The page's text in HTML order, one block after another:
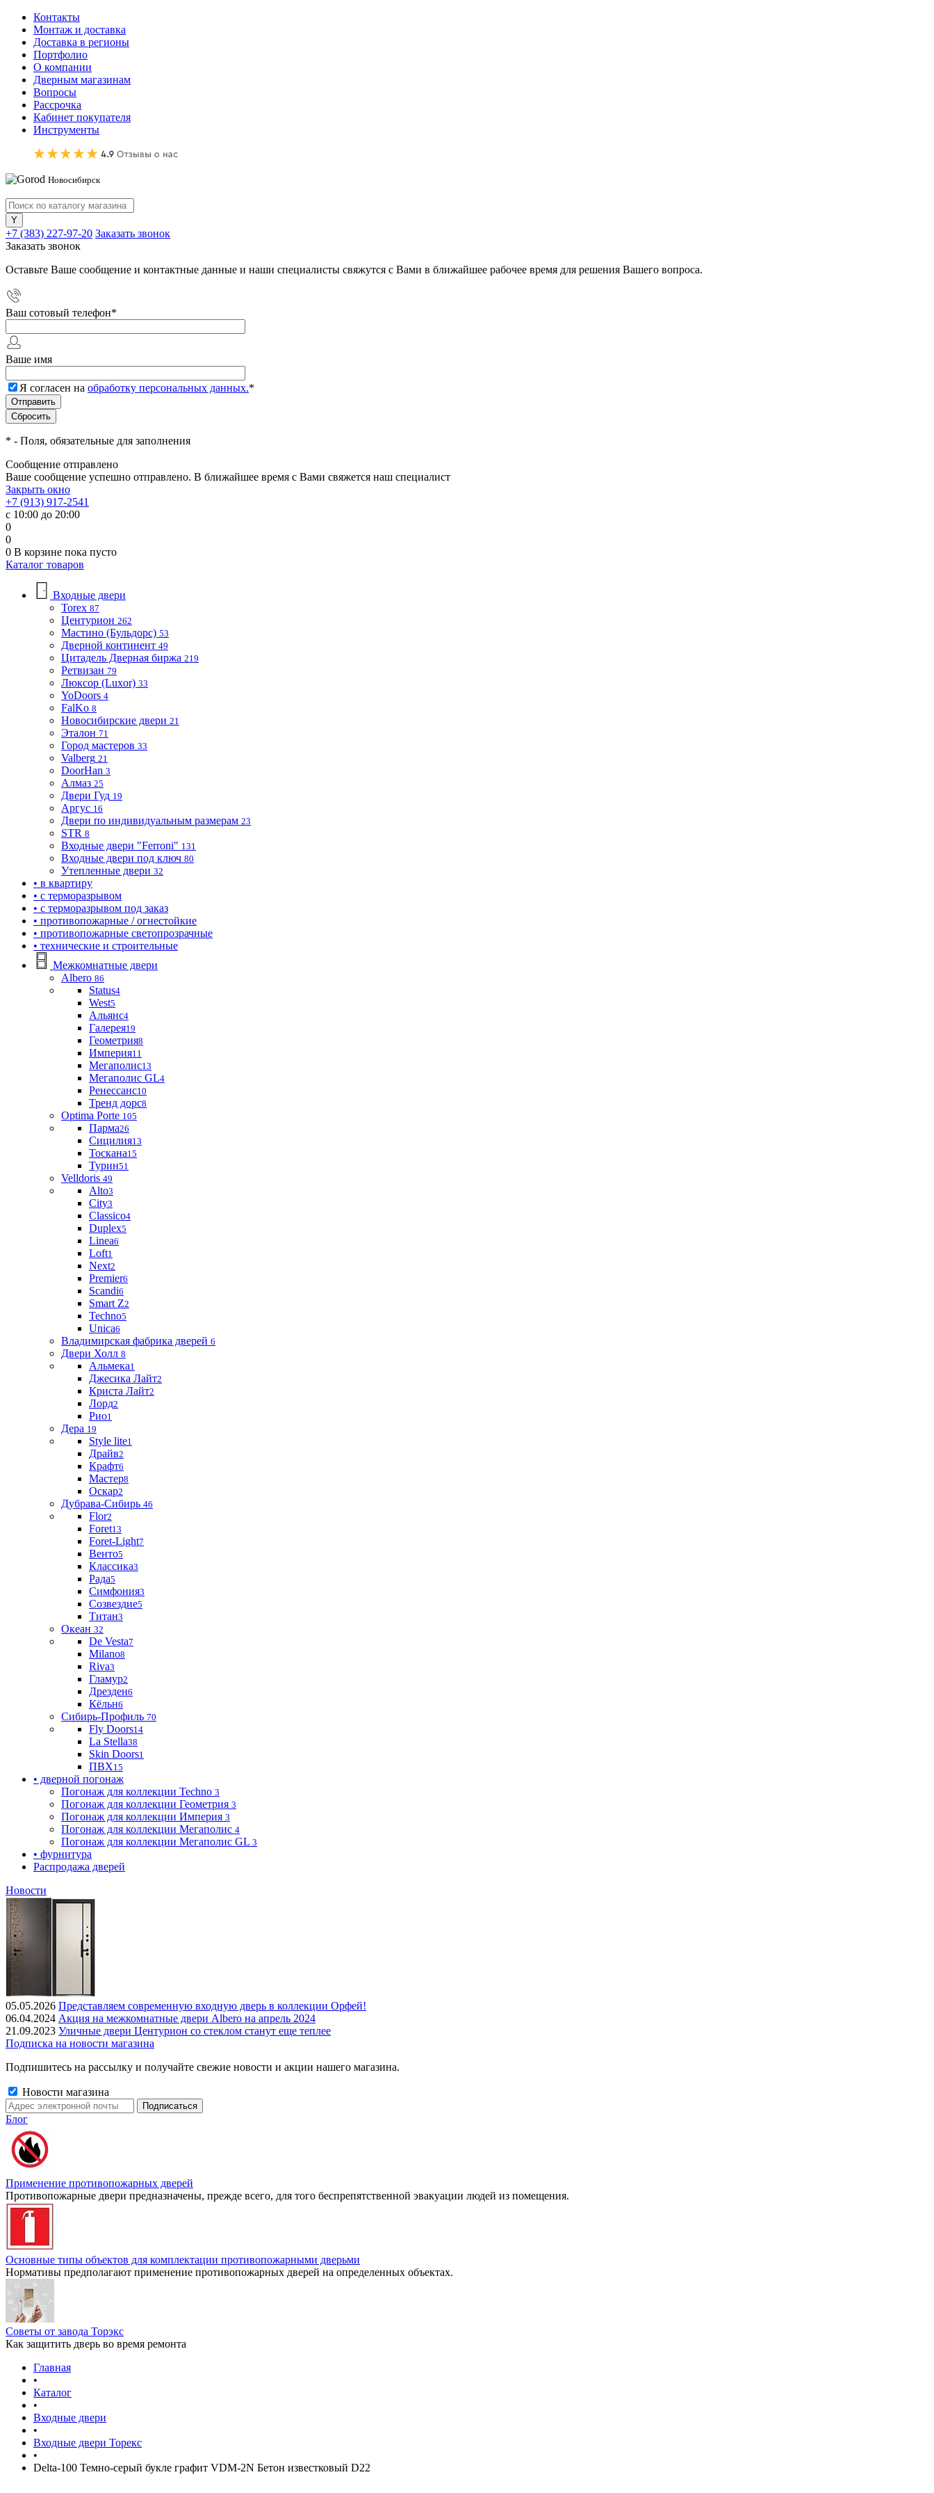
Контакты
Монтаж и доставка
Доставка в регионы
Портфолио
О компании
Дверным магазинам
Вопросы
Рассрочка
Кабинет покупателя
Инструменты
Новосибирск
+7 (383) 227-97-20 Заказать звонок
Заказать звонок
Оставьте Ваше сообщение и контактные данные и наши специалисты свяжутся с Вами в ближайшее рабочее время для решения Вашего вопроса.
Ваш сотовый телефон*
Ваше имя
Я согласен на обработку персональных данных.*
* - Поля, обязательные для заполнения
Сообщение отправлено
Ваше сообщение успешно отправлено. В ближайшее время с Вами свяжется наш специалист
Закрыть окно
+7 (913) 917-2541
с 10:00 до 20:00
0
0
0 В корзине пока пусто
Каталог товаров
Входные двери
Torex 87
Центурион 262
Мастино (Бульдорс) 53
Дверной континент 49
Цитадель Дверная биржа 219
Ретвизан 79
Люксор (Luxor) 33
YoDoors 4
FalKo 8
Новосибирские двери 21
Эталон 71
Город мастеров 33
Valberg 21
DoorHan 3
Алмаз 25
Двери Гуд 19
Аргус 16
Двери по индивидуальным размерам 23
STR 8
Входные двери "Ferroni" 131
Входные двери под ключ 80
Утепленные двери 32
• в квартиру
• с терморазрывом
• с терморазрывом под заказ
• противопожарные / огнестойкие
• противопожарные светопрозрачные
• технические и строительные
Межкомнатные двери
Albero 86
Status4
West5
Альянс4
Галерея19
Геометрия8
Империя11
Мегаполис13
Мегаполис GL4
Ренессанс10
Тренд дорс8
Optima Porte 105
Парма26
Сицилия13
Тоскана15
Турин51
Velldoris 49
Alto3
City3
Classico4
Duplex5
Linea6
Loft1
Next2
Premier6
Scandi6
Smart Z2
Techno5
Unica6
Владимирская фабрика дверей 6
Двери Холл 8
Альмека1
Джесика Лайт2
Криста Лайт2
Лорд2
Рио1
Дера 19
Style lite1
Драйв2
Крафт6
Мастер8
Оскар2
Дубрава-Сибирь 46
Flor2
Foret13
Foret-Light7
Венто5
Классика3
Рада5
Симфония3
Созвездие5
Титан3
Океан 32
De Vesta7
Milano8
Riva3
Гламур2
Дрезден6
Кёльн6
Сибирь-Профиль 70
Fly Doors14
La Stella38
Skin Doors1
ПВХ15
• дверной погонаж
Погонаж для коллекции Techno 3
Погонаж для коллекции Геометрия 3
Погонаж для коллекции Империя 3
Погонаж для коллекции Мегаполис 4
Погонаж для коллекции Мегаполис GL 3
• фурнитура
Распродажа дверей
Новости
05.05.2026 Представляем современную входную дверь в коллекции Орфей!
06.04.2024 Акция на межкомнатные двери Albero на апрель 2024
21.09.2023 Уличные двери Центурион со стеклом станут еще теплее
Подписка на новости магазина
Подпишитесь на рассылку и получайте свежие новости и акции нашего магазина.
Новости магазина
Блог
Применение противопожарных дверей
Противопожарные двери предназначены, прежде всего, для того беспрепятственной эвакуации людей из помещения.
Основные типы объектов для комплектации противопожарными дверьми
Нормативы предполагают применение противопожарных дверей на определенных объектах.
Советы от завода Торэкс
Как защитить дверь во время ремонта
Главная
•
Каталог
•
Входные двери
•
Входные двери Торекс
•
Delta-100 Темно-серый букле графит VDM-2N Бетон известковый D22